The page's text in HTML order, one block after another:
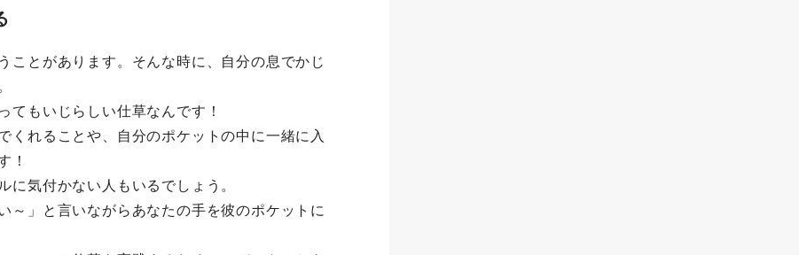
ことがあります。そんな時に、自分の息でかじ
てもいじらしい仕草なんです！
くれることや、自分のポケットの中に一緒に入
！
に気付かない人もいるでしょう。
～」と言いながらあなたの手を彼のポケットに